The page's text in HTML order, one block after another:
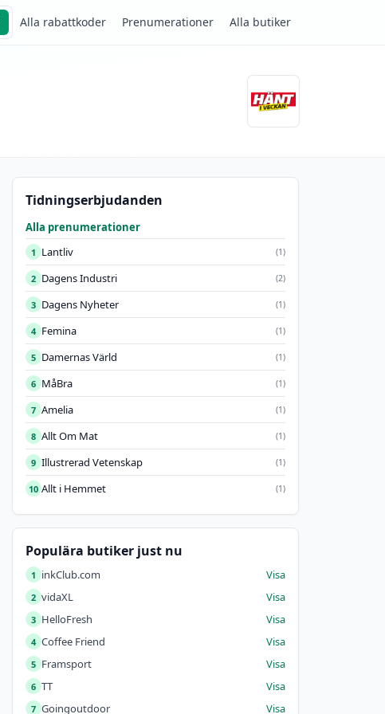
Alla rabattkoder Prenumerationer Alla butiker
Tidningserbjudanden
Alla prenumerationer
1 Lantliv (1)
2 Dagens Industri (2)
3 Dagens Nyheter (1)
4 Femina (1)
5 Damernas Värld (1)
6 MåBra (1)
7 Amelia (1)
8 Allt Om Mat (1)
9 Illustrerad Vetenskap (1)
10 Allt i Hemmet (1)
Populära butiker just nu
1 inkClub.com Visa
2 vidaXL Visa
3 HelloFresh Visa
4 Coffee Friend Visa
5 Framsport Visa
6 TT Visa
7 Goingoutdoor Visa